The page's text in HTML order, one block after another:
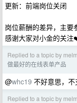
更新：前端岗位关闭
岗位薪酬的差异，主
感谢大家对小金的关
Replied to a topic by
做最好的在线表单产品
@whc19 不好意思，
Replied to a topic by